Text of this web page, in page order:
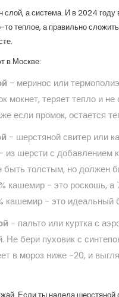
слой, а система. И в 2024 году
то теплое, а правильно
в Москве:
- меринос или
мокнет, теряет тепло и не
если промок, остается
- шерстяной свитер или
из шерсти с добавлением
толстым, но должен
кашемир - это роскошь, а
кашемир - это идеальный
- пальто или куртка с
Не бери пуховик с
в мороз ниже -20, и